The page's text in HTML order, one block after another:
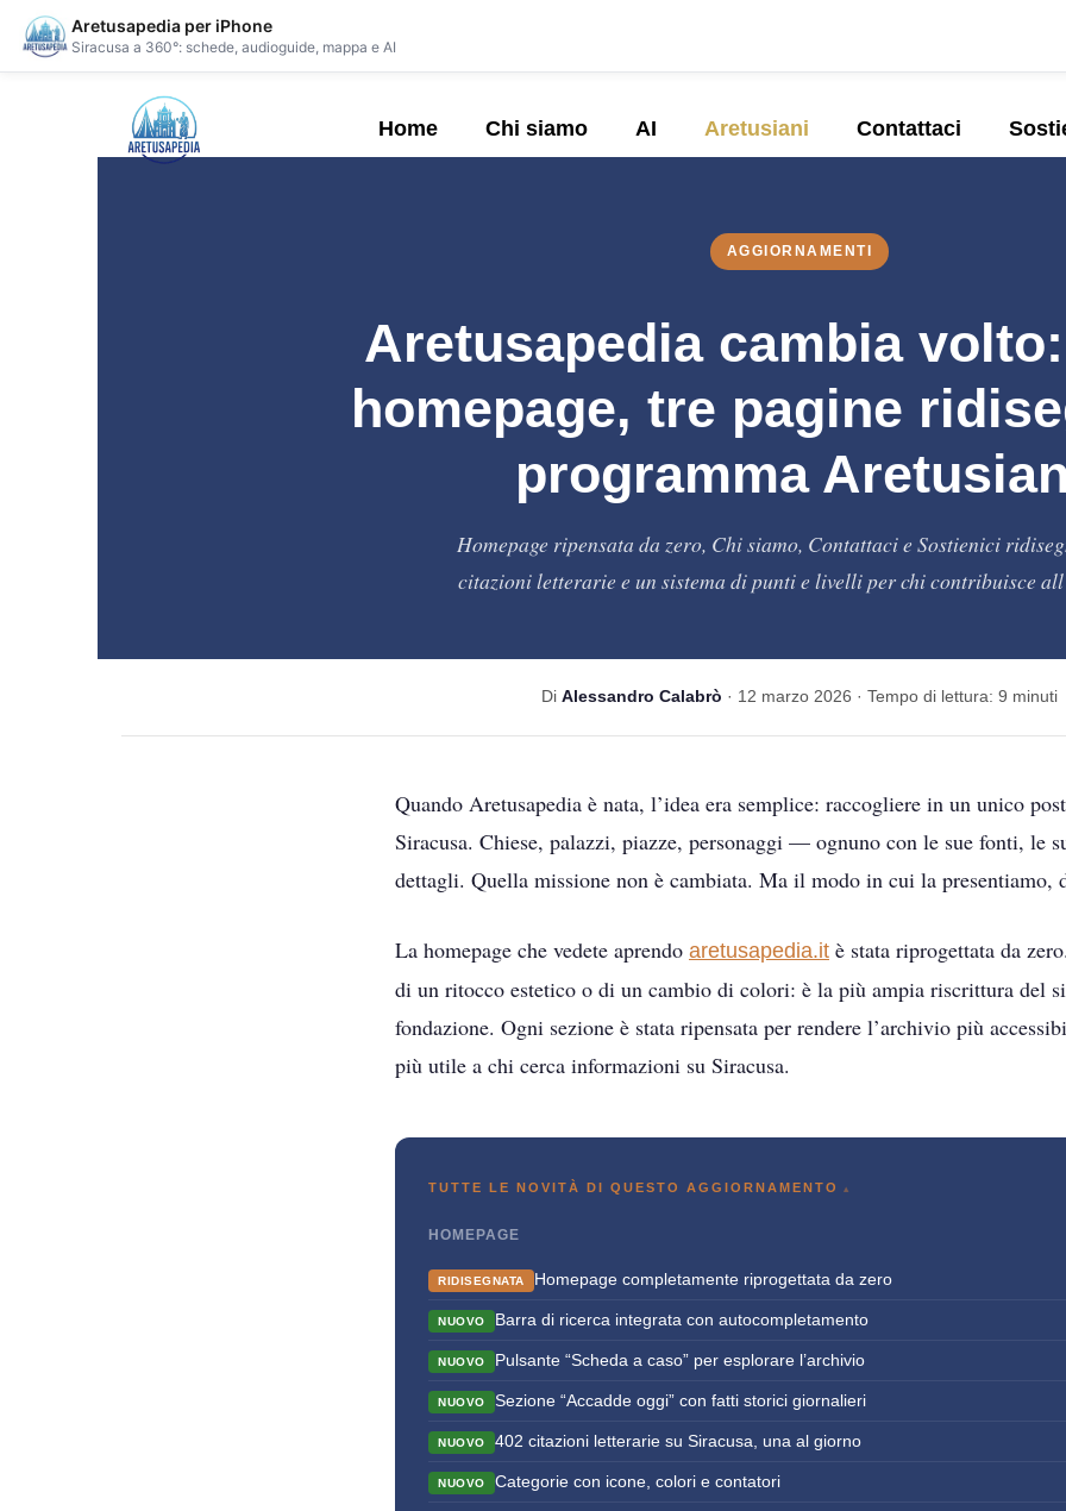
Aretusapedia per iPhone
Siracusa a 360°: schede, audioguide, mappa e AI
Home Chi siamo AI Aretusiani Contattaci
AGGIORNAMENTI
Aretusapedia cambia
homepage, tre pagine
programma
Homepage ripensata da zero, Chi siamo, Contattaci e Sostienici
citazioni letterarie e un sistema di punti e livelli per chi contribuisce
Di Alessandro Calabrò · 12 marzo 2026 · Tempo di lettura: 9 minuti
Quando Aretusapedia è nata, l’idea era semplice: raccogliere in un unico
Siracusa. Chiese, palazzi, piazze, personaggi — ognuno con le sue fonti, le
dettagli. Quella missione non è cambiata. Ma il modo in cui la presentiamo,
La homepage che vedete aprendo aretusapedia.it è stata riprogettata da
di un ritocco estetico o di un cambio di colori: è la più ampia riscrittura del
fondazione. Ogni sezione è stata ripensata per rendere l’archivio più
più utile a chi cerca informazioni su Siracusa.
TUTTE LE NOVITÀ DI QUESTO AGGIORNAMENTO
HOMEPAGE
RIDISEGNATA Homepage completamente riprogettata da zero
NUOVO Barra di ricerca integrata con autocompletamento
NUOVO Pulsante “Scheda a caso” per esplorare l’archivio
NUOVO Sezione “Accadde oggi” con fatti storici giornalieri
NUOVO 402 citazioni letterarie su Siracusa, una al giorno
NUOVO Categorie con icone, colori e contatori